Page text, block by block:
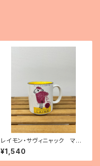
レイモン・サヴィニャック マグ
カップ「毛糸の15日間」
¥1,540